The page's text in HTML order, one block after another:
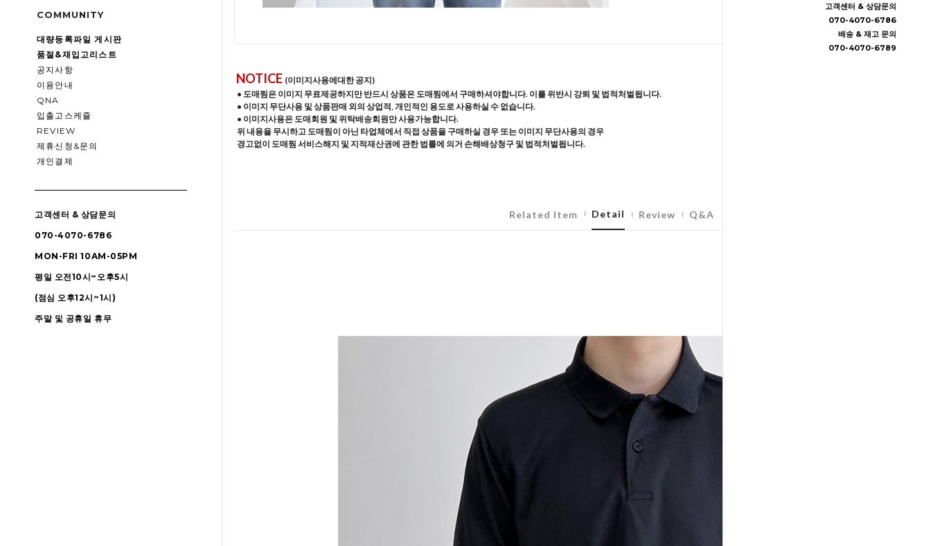
COMMUNITY
대량등록파일 게시판
품절&재입고리스트
공지사항
이용안내
QNA
입출고스케쥴
REVIEW
제휴신청&문의
개인결제
고객센터 & 상담문의
070-4070-6786
MON-FRI 10AM-05PM
평일 오전10시~오후5시
(점심 오후12시~1시)
주말 및 공휴일 휴무
고객센터 & 상담문의
070-4070-6786
배송 & 재고 문의
070-4070-6789
NOTICE (이미지사용에대한 공지)
• 도매찜은 이미지 무료제공하지만 반드시 상품은 도매찜에서 구매하셔야합니다. 이를 위반시 강퇴 및 법적처벌됩니다.
• 이미지 무단사용 및 상품판매 외의 상업적, 개인적인 용도로 사용하실 수 없습니다.
• 이미지사용은 도매회원 및 위탁배송회원만 사용가능합니다.
위 내용을 무시하고 도매찜이 아닌 타업체에서 직접 상품을 구매하실 경우 또는 이미지 무단사용의 경우
경고없이 도매찜 서비스해지 및 지적재산권에 관한 법률에 의거 손해배상청구 및 법적처벌됩니다.
Related Item Detail Review Q&A